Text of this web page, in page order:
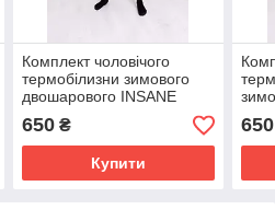
Комплект чоловічого
термобілизни зимового
двошарового INSANE
чоловіків чорного кольору
розмір XL (48-50)
650₴
Купити
650